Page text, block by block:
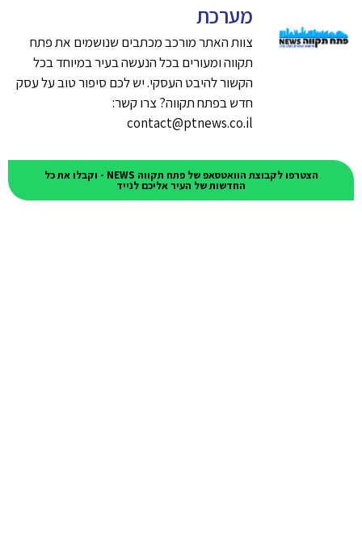
מערכת
צוות האתר מורכב מכתבים שנושמים את פתח
תקווה ומעורים בכל הנעשה בעיר במיוחד בכל
הקשור להיבט העסקי. יש לכם סיפור טוב על עסק
חדש בפתח תקווה? צרו קשר:
contact@ptnews.co.il
הצטרפו לקבוצת הוואטסאפ של פתח תקווה NEWS - וקבלו את כל
החדשות של העיר אליכם לנייד